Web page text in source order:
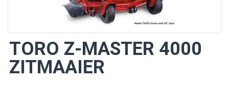
TORO Z-MASTER 4000
ZITMAAIER